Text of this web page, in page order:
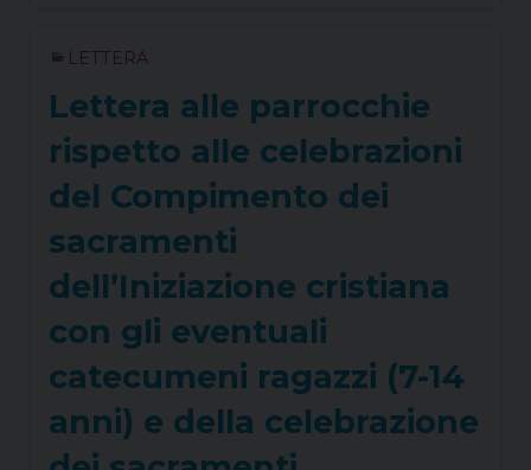
LETTERA
Lettera alle parrocchie
rispetto alle celebrazioni
del Compimento dei
sacramenti
dell’Iniziazione cristiana
con gli eventuali
catecumeni ragazzi (7-14
anni) e della celebrazione